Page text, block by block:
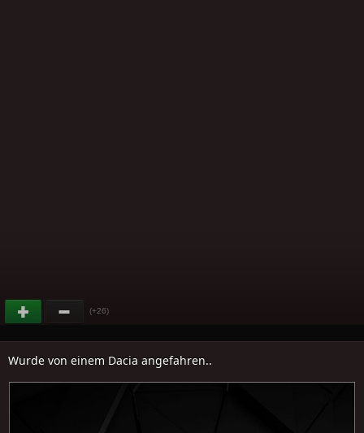
(+26)
Wurde von einem Dacia angefahren..